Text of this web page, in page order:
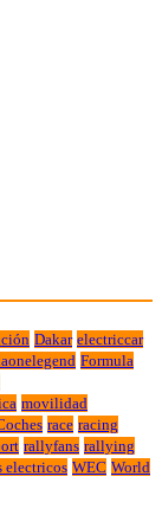
Dakar electriccar
Formula
movilidad
race racing
rallyfans rallying
electricos WEC World